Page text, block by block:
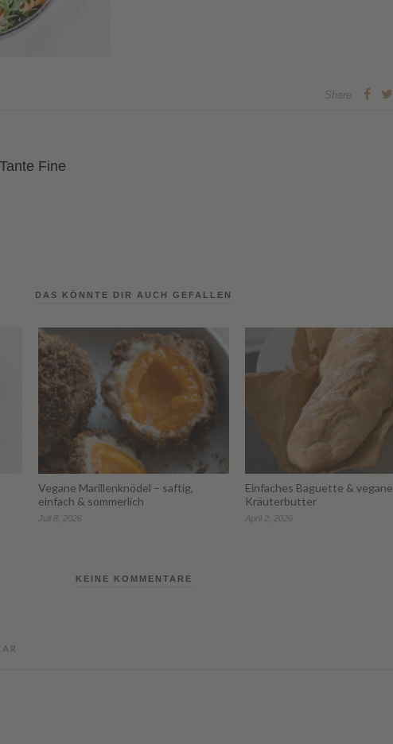
Share
Fine
DAS KÖNNTE DIR AUCH GEFALLEN
Vegane Marillenknödel – saftig,
einfach & sommerlich
Juli 8, 2026
Einfaches Baguette & vegane
Kräuterbutter
April 2, 2026
KEINE KOMMENTARE